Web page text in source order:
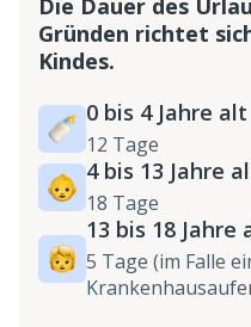
Die Dauer des
Gründen richtet
Kindes.
0 bis 4 Jahre alt
12 Tage
4 bis 13 Jahre
18 Tage
13 bis 18 Jahre
5 Tage (im Falle